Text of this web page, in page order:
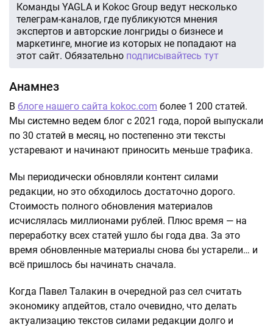
Команды YAGLA и Kokoc Group ведут несколько
телеграм-каналов, где публикуются мнения
экспертов и авторские лонгриды о бизнесе и
маркетинге, многие из которых не попадают на
этот сайт. Обязательно подписывайтесь тут
Анамнез
В блоге нашего сайта kokoc.com более 1 200 статей.
Мы системно ведем блог с 2021 года, порой выпускали
по 30 статей в месяц, но постепенно эти тексты
устаревают и начинают приносить меньше трафика.
Мы периодически обновляли контент силами
редакции, но это обходилось достаточно дорого.
Стоимость полного обновления материалов
исчислялась миллионами рублей. Плюс время — на
переработку всех статей ушло бы года два. За это
время обновленные материалы снова бы устарели… и
всё пришлось бы начинать сначала.
Когда Павел Талакин в очередной раз сел считать
экономику апдейтов, стало очевидно, что делать
актуализацию текстов силами редакции долго и